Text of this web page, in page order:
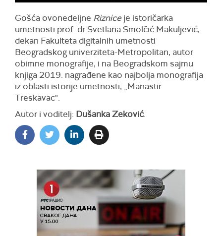
Gošća ovonedeljne Rizniceje istoričarka
umetnosti prof. dr Svetlana Smolčić Makuljević,
dekan Fakulteta digitalnih umetnosti
Beogradskog univerziteta-Metropolitan, autor
obimne monografije, i na Beogradskom sajmu
knjiga 2019. nagrađene kao najbolja monografija
iz oblasti istorije umetnosti, „Manastir
Treskavac".
Autor i voditelj: Dušanka Zeković.